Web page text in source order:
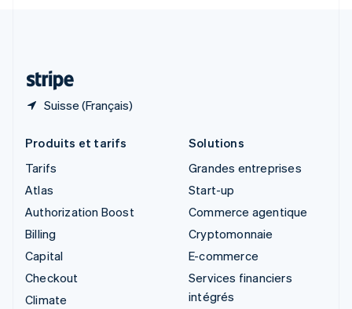
Suisse (Français)
Produits et tarifs
Tarifs
Atlas
Authorization Boost
Billing
Capital
Checkout
Climate
Solutions
Grandes entreprises
Start-up
Commerce agentique
Cryptomonnaie
E-commerce
Services financiers
intégrés